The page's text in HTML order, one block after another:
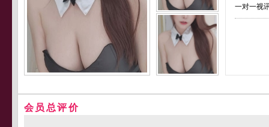
一对一视
会员总评价